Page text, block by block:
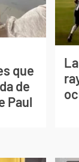
que
de
Paul